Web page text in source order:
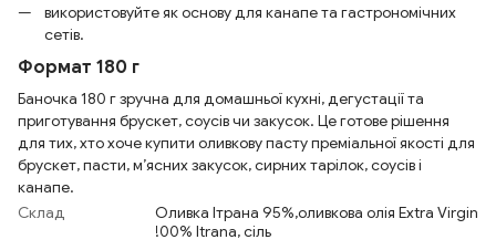
використовуйте як основу для канапе та гастрономічних
сетів.
Формат 180 г
Баночка 180 г зручна для домашньої кухні, дегустації та
приготування брускет, соусів чи закусок. Це готове рішення
для тих, хто хоче купити оливкову пасту преміальної якості для
брускет, пасти, м’ясних закусок, сирних тарілок, соусів і
канапе.
Склад
Оливка Ітрана 95%,оливкова олія Extra Virgin
!00% Itrana, сіль